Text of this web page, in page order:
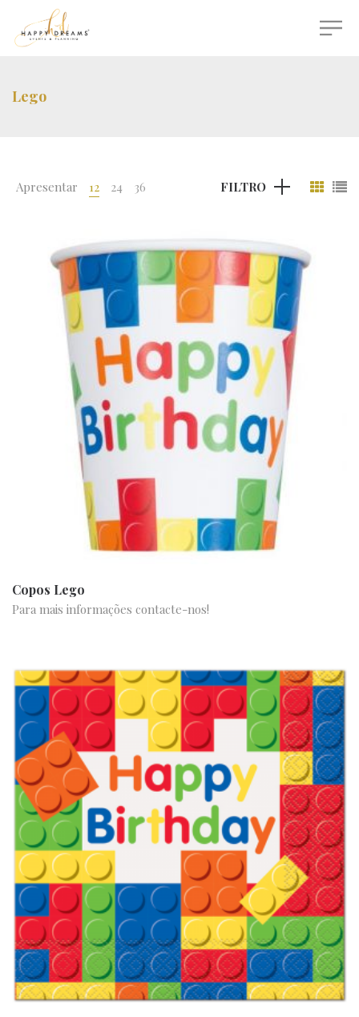
Lego
Apresentar 12 24 36 FILTRO
Copos Lego
Para mais informações contacte-nos!